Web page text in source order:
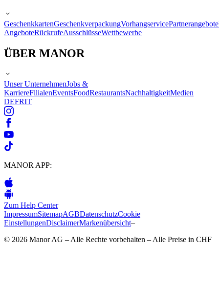
GeschenkkartenGeschenkverpackungVorhangservicePartnerangebote
AngeboteRückrufeAusschlüsseWettbewerbe
ÜBER MANOR
Unser UnternehmenJobs &
KarriereFilialenEventsFoodRestaurantsNachhaltigkeitMedien
DEFRIT
MANOR APP:
Zum Help Center
ImpressumSitemapAGBDatenschutzCookie
EinstellungenDisclaimerMarkenübersicht–
© 2026 Manor AG – Alle Rechte vorbehalten – Alle Preise in CHF